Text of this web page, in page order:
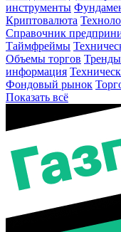
инструменты
Криптовалюта
Справочник
Таймфреймы
Объемы торгов Тренды
информация
Фондовый рынок
Показать всё